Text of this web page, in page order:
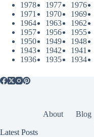
1978
1977 1976
1971
1970 1969
1964
1963 1962
1957
1956 1955
1950
1949 1948
1943
1942 1941
1936
1935 1934
About Blog
Latest Posts